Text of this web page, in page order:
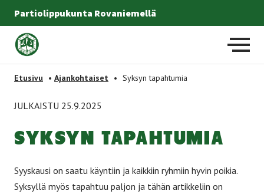
Partiolippukunta Rovaniemellä
Etusivulle
-
Etusivu • Ajankohtaiset • Syksyn tapahtumia
JULKAISTU 25.9.2025
SYK­SYN TA­PAH­TU­MIA
Syyskausi on saatu käyntiin ja kaikkiin ryhmiin hyvin poikia.
Syksyllä myös tapahtuu paljon ja tähän artikkeliin on